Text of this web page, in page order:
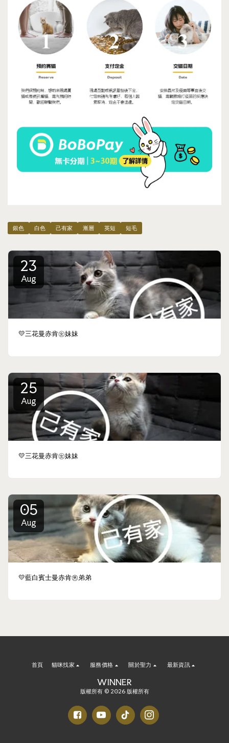
銀色 白色 己有家 漸層 英短 短毛
23
Aug
💛三花曼赤肯㊛妹妹
25
Aug
💛三花曼赤肯㊛妹妹
05
Aug
💛藍白賓士曼赤肯㊚弟弟
WINNER
版權所有 © 2026 版權所有
首頁 貓咪找家 服務價格 關於聖力 最新資訊